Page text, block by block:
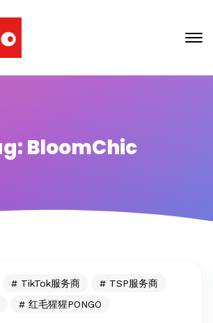
BloomChic
TikTok服务商
TSP服务商
红毛猩猩PONGO